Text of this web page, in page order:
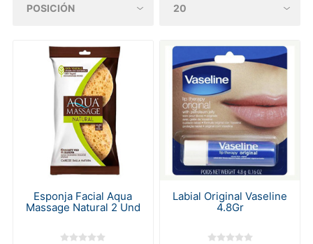
Esponja Facial Aqua
Massage Natural 2 Und
Labial Original Vaseline
4.8Gr